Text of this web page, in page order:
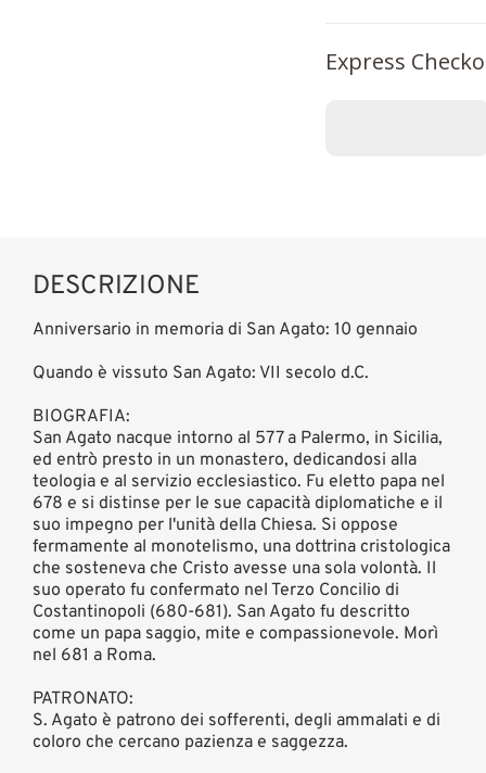
Express
DESCRIZIONE
Anniversario in memoria di San Agato: 10 gennaio
Quando è vissuto San Agato: VII secolo d.C.
BIOGRAFIA:
San Agato nacque intorno al 577 a Palermo, in Sicilia,
ed entrò presto in un monastero, dedicandosi alla
teologia e al servizio ecclesiastico. Fu eletto papa nel
678 e si distinse per le sue capacità diplomatiche e il
suo impegno per l'unità della Chiesa. Si oppose
fermamente al monotelismo, una dottrina cristologica
che sosteneva che Cristo avesse una sola volontà. Il
suo operato fu confermato nel Terzo Concilio di
Costantinopoli (680-681). San Agato fu descritto
come un papa saggio, mite e compassionevole. Morì
nel 681 a Roma.
PATRONATO:
S. Agato è patrono dei sofferenti, degli ammalati e di
coloro che cercano pazienza e saggezza.